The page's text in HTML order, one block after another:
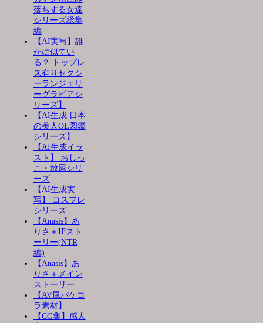
落ちする女達
シリーズ総集
編
【AI実写】誰
かに似てい
る？ トップレ
ス有りセクシ
ーランジェリ
ーグラビアシ
リーズ】
【AI生成 日本
の美人OL図鑑
シリーズ】
【AI生成イラ
スト】 おしっ
こ・放尿シリ
ーズ
【AI生成実
写】 コスプレ
シリーズ
【Anasis】あ
りさ＋IFスト
ーリー(NTR
編)
【Anasis】あ
りさ＋メイン
ストーリー
【AV風パケコ
ラ素材】
【CG集】感人